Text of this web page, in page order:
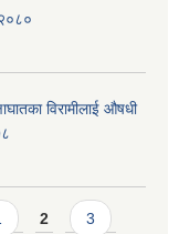
विरामीलाई औषधी
2 3